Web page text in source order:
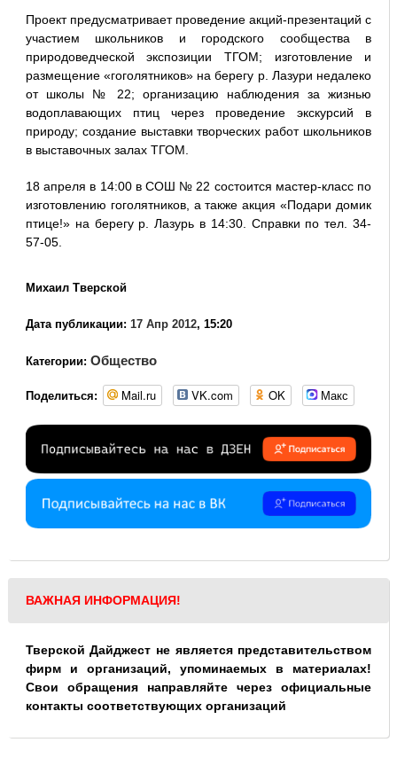
Проект предусматривает проведение акций-презентаций с
участием школьников и городского сообщества в
природоведческой экспозиции ТГОМ; изготовление и
размещение «гоголятников» на берегу р. Лазури недалеко
от школы № 22; организацию наблюдения за жизнью
водоплавающих птиц через проведение экскурсий в
природу; создание выставки творческих работ школьников
в выставочных залах ТГОМ.
18 апреля в 14:00 в СОШ № 22 состоится мастер-класс по
изготовлению гоголятников, а также акция «Подари домик
птице!» на берегу р. Лазурь в 14:30. Справки по тел. 34-
57-05.
Михаил Тверской
Дата публикации: 17 Апр 2012, 15:20
Категории: Общество
Поделиться: Mail.ru VK.com OK Макс
ВАЖНАЯ ИНФОРМАЦИЯ!
Тверской Дайджест не является представительством
фирм и организаций, упоминаемых в материалах!
Свои обращения направляйте через официальные
контакты соответствующих организаций